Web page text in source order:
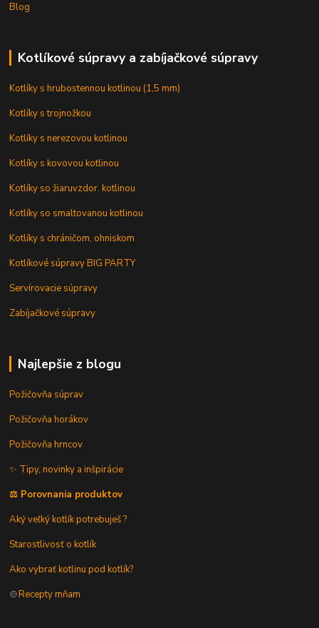
Blog
Kotlíkové súpravy a zabíjačkové súpravy
Kotlíky s hrubostennou kotlinou (1,5 mm)
Kotlíky s trojnožkou
Kotlíky s nerezovou kotlinou
Kotlíky s kovovou kotlinou
Kotlíky so žiaruvzdor. kotlinou
Kotlíky so smaltovanou kotlinou
Kotlíky s chráničom, ohniskom
Kotlíkové súpravy BIG PARTY
Servírovacie súpravy
Zabíjačkové súpravy
Najlepšie z blogu
Požičovňa súprav
Požičovňa horákov
Požičovňa hrncov
✨ Tipy, novinky a inšpirácie
⚖️ Porovnania produktov
Aký veľký kotlík potrebuješ ?
Starostlivosť o kotlík
Ako vybrať kotlinu pod kotlík?
🍲Recepty mňam